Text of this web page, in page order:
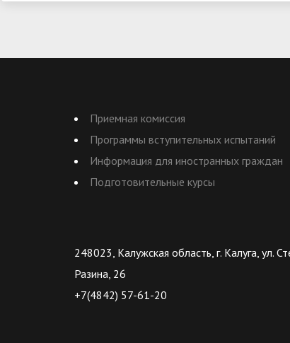
Приемная комиссия
Программы вступительных испытаний
Информация для иностранных граждан
Подготовительные курсы
248023, Калужская область, г. Калуга, ул.
Разина, 26
+7(4842) 57-61-20